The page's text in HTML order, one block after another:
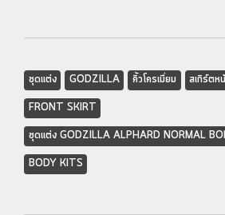
ชุดแต่ง GODZILLA คิ้วโครเมี่ยม สเกิร์ตห
FRONT SKIRT
ชุดแต่ง GODZILLA ALPHARD NORMAL
BODY KITS